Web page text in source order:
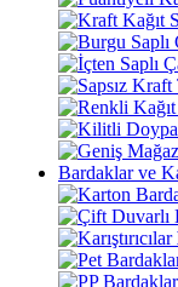
Bardaklar ve